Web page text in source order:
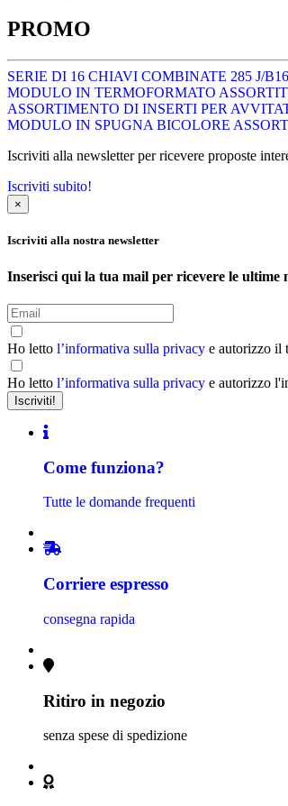
PROMO
SERIE DI 16 CHIAVI COMBINATE 285 J/B16
MODULO IN TERMOFORMATO
ASSORTIMENTO DI INSERTI PER
MODULO IN SPUGNA BICOLORE
Iscriviti alla newsletter per ricevere proposte
Iscriviti subito!
×
Iscriviti alla nostra newsletter
Inserisci qui la tua mail per ricevere le ultime
Ho letto l’informativa sulla privacy e autorizzo il
Ho letto l’informativa sulla privacy e autorizzo
Come funziona?
Tutte le domande frequenti
Corriere espresso
consegna rapida
Ritiro in negozio
senza spese di spedizione